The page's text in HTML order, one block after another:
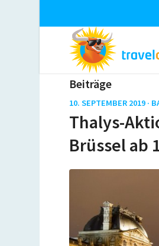
Beiträge
10. SEPTEMBER 2019 ·
Thalys-
Brüssel ab